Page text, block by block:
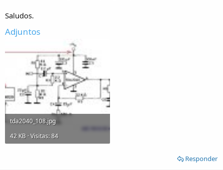
Saludos.
Adjuntos
tda2040_108.jpg
42 KB · Visitas: 84
Responder